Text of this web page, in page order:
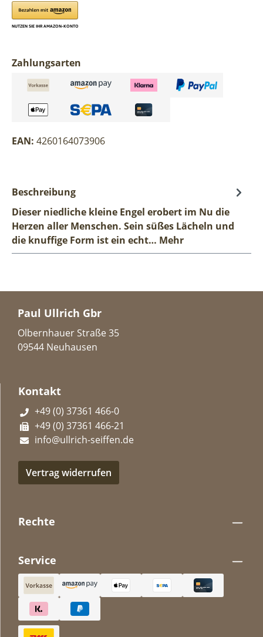
Zahlungsarten
EAN: 4260164073906
Beschreibung
Dieser niedliche kleine Engel erobert im Nu die
Herzen aller Menschen. Sein süßes Lächeln und
die knuffige Form ist ein echt… Mehr
Paul Ullrich Gbr
Olbernhauer Straße 35
09544 Neuhausen
Kontakt
+49 (0) 37361 466-0
+49 (0) 37361 466-21
info@ullrich-seiffen.de
Vertrag widerrufen
Rechte
Service